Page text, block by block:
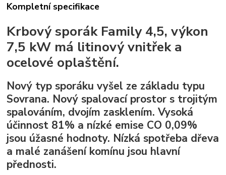
Kompletní specifikace
Krbový sporák Family 4,5, výkon
7,5 kW má litinový vnitřek a
ocelové oplaštění.
Nový typ sporáku vyšel ze základu typu
Sovrana. Nový spalovací prostor s trojitým
spalováním, dvojím zasklením. Vysoká
účinnost 81% a nízké emise CO 0,09%
jsou úžasné hodnoty. Nízká spotřeba dřeva
a malé zanášení komínu jsou hlavní
přednosti.